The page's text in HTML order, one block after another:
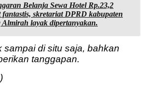
Belanja Sewa Hotel Rp.23,2
skretariat DPRD kabupaten
Almirah layak dipertanyakan.
sampai di situ saja, bahkan
tanggapan.